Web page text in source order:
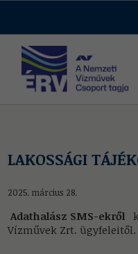
LAKOSSÁGI
2025. március 28.
Adathalász SMS-ekről
Vízművek Zrt. ügyfeleitől.